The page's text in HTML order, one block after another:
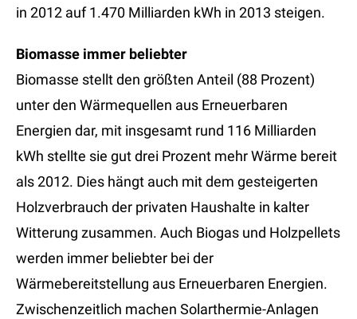
in 2012 auf 1.470 Milliarden kWh in 2013 steigen.
Biomasse immer beliebter
Biomasse stellt den größten Anteil (88 Prozent)
unter den Wärmequellen aus Erneuerbaren
Energien dar, mit insgesamt rund 116 Milliarden
kWh stellte sie gut drei Prozent mehr Wärme bereit
als 2012. Dies hängt auch mit dem gesteigerten
Holzverbrauch der privaten Haushalte in kalter
Witterung zusammen. Auch Biogas und Holzpellets
werden immer beliebter bei der
Wärmebereitstellung aus Erneuerbaren Energien.
Zwischenzeitlich machen Solarthermie-Anlagen